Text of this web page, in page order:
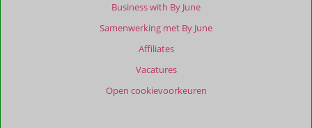
Business with By June
Samenwerking met By June
Affiliates
Vacatures
Open cookievoorkeuren